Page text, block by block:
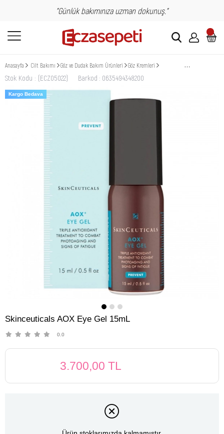
"Günlük bakımınıza uzman dokunuş."
Anasayfa Cilt Bakımı Göz ve Dudak Bakım Ürünleri Göz Kremleri Skinceuticals AOX Eye Gel
Stok Kodu (ECZ05022) Barkod : 0635494348200
Kargo Bedava
Skinceuticals AOX Eye Gel 15mL
0.0
3.700,00 TL